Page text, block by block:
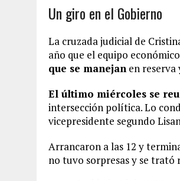
Un giro en el Gobierno
La cruzada judicial de
año que el equipo
que se manejan en
El último miércoles se
intersección política. Lo
vicepresidente segundo
Arrancaron a las 12 y
no tuvo sorpresas y se trató